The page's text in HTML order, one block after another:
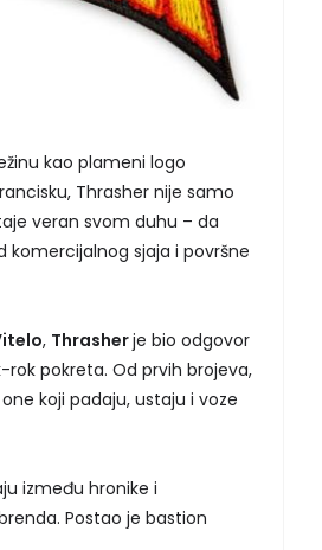
kao plameni logo
Thrasher nije samo
veran svom duhu – da
komercijalnog sjaja i površne
, Thrasherje bio odgovor
pokreta. Od prvih brojeva,
koji padaju, ustaju i voze
između hronike i
Postao je bastion